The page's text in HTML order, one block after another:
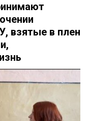
взятые в плен